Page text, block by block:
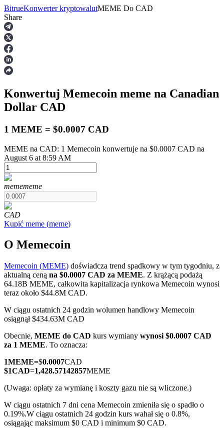
Kontrakty terminowe
Kontrakty terminowe na USDT
Kontrakty terminowe COIN-M
Kontrakty terminowe na kryptowaluty
TradFi
Instrumenty pochodne na akcje, forex, metale szlachetne i
towary
BitrueKonwerter kryptowalutMEME Do CAD
Share
Konwertuj Memecoin meme na Canadian
Dollar CAD
1 MEME = $0.0007 CAD
MEME na CAD: 1 Memecoin konwertuje na $0.0007 CAD na
August 6 at 8:59 AM
memememe
CAD
Kupić meme (meme)
O Memecoin
Memecoin (MEME) doświadcza trend spadkowy w tym tygodniu, z
aktualną ceną na $0.0007 CAD za MEME. Z krążącą podażą
64.18B MEME, całkowita kapitalizacja rynkowa Memecoin wynosi
teraz około $44.8M CAD.
W ciągu ostatnich 24 godzin wolumen handlowy Memecoin
osiągnął $434.63M CAD
Obecnie, MEME do CAD kurs wymiany wynosi $0.0007 CAD
za 1 MEME. To oznacza:
1MEME=$0.0007CAD
$1CAD=1,428.57142857MEME
(Uwaga: opłaty za wymianę i koszty gazu nie są wliczone.)
W ciągu ostatnich 7 dni cena Memecoin zmieniła się o spadło o
0.19%.W ciągu ostatnich 24 godzin kurs wahał się o 0.8%,
osiągając maksimum $0 CAD i minimum $0 CAD.